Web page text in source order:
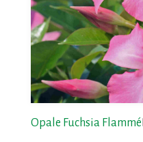
Opale Fuchsia Flammé